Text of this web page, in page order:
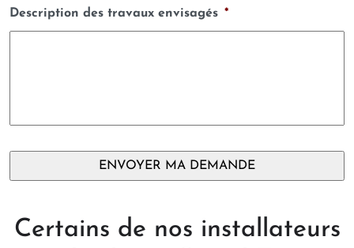
Description des travaux envisagés *
Certains de nos installateurs